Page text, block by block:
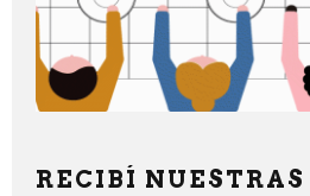
RECIBÍ NUESTRAS